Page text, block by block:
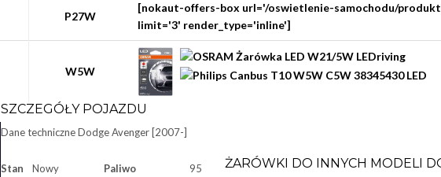
P27W
[nokaut-offers-box url='/oswietlenie-samochodu/
limit='3' render_type='inline']
W5W
SZCZEGÓŁY POJAZDU
Dane techniczneDodge Avenger [2007-]
Stan Nowy Paliwo 95 ŻARÓWKI DO INNYCH MODELI